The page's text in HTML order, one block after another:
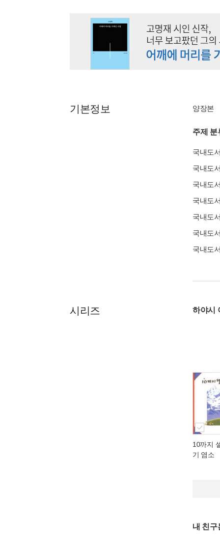
기본정보 양장본
주제 분
국내도
국내도
국내도
국내도
국내도
국내도
국내도
시리즈 하야시
10까지
기 염소
내 친구